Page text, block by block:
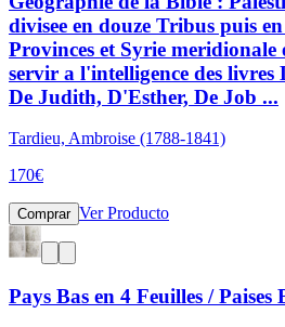
divisee en douze Tribus puis
Provinces et Syrie
servir a l'intelligence des livres
De Judith, D'Esther, De Job ...
Tardieu, Ambroise (1788-1841)
170€
Comprar Ver Producto
Pays Bas en 4 Feuilles / Paises